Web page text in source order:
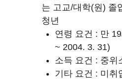
는 고교/대학(원) 졸
청년
연령 요건 : 만
~ 2004. 3. 31)
소득 요건 : 중위
기타 요건 : 미취